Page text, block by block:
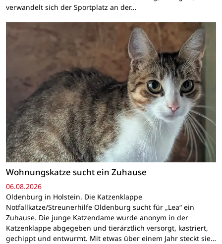
verwandelt sich der Sportplatz an der…
Wohnungskatze sucht ein Zuhause
06.08.2026
Oldenburg in Holstein. Die Katzenklappe
Notfallkatze/Streunerhilfe Oldenburg sucht für „Lea“ ein
Zuhause. Die junge Katzendame wurde anonym in der
Katzenklappe abgegeben und tierärztlich versorgt, kastriert,
gechippt und entwurmt. Mit etwas über einem Jahr steckt sie…